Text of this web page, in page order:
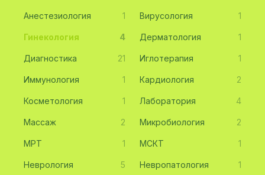
Анестезиология 1 Вирусология 1
Гинекология 4 Дерматология 1
Диагностика 21 Иглотерапия 1
Иммунология 1 Кардиология 2
Косметология 1 Лаборатория 4
Массаж 2 Микробиология 2
МРТ 1 МСКТ 1
Неврология 5 Невропатология 1